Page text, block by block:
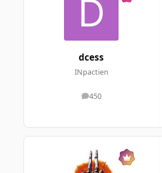
dcess
INpactien
450
messages